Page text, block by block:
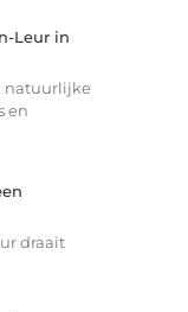
Leur in
natuurlijke
en
draait